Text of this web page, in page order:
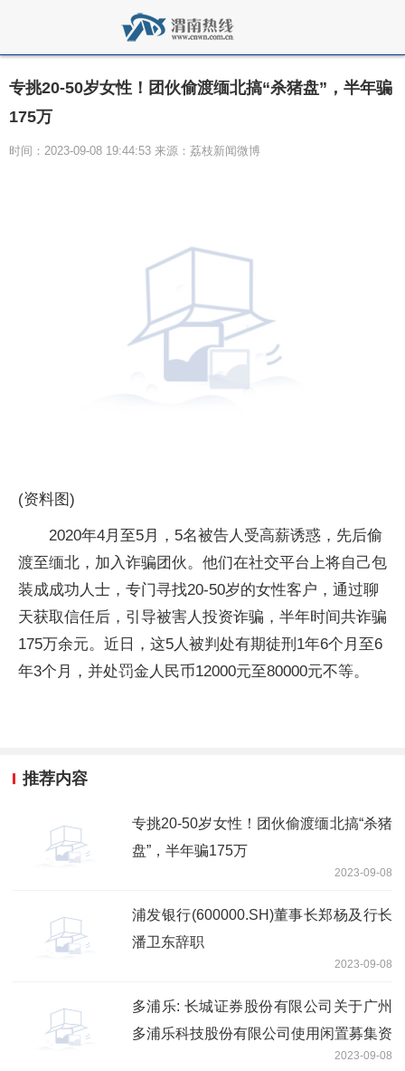
专挑20-50岁女性！团伙偷渡缅北搞“杀猪盘”，半年骗
175万
时间：2023-09-08 19:44:53 来源：荔枝新闻微博
(资料图)
2020年4月至5月，5名被告人受高薪诱惑，先后偷
渡至缅北，加入诈骗团伙。他们在社交平台上将自己包
装成成功人士，专门寻找20-50岁的女性客户，通过聊
天获取信任后，引导被害人投资诈骗，半年时间共诈骗
175万余元。近日，这5人被判处有期徒刑1年6个月至6
年3个月，并处罚金人民币12000元至80000元不等。
推荐内容
专挑20-50岁女性！团伙偷渡缅北搞“杀猪
盘”，半年骗175万
2023-09-08
浦发银行(600000.SH)董事长郑杨及行长
潘卫东辞职
2023-09-08
多浦乐: 长城证券股份有限公司关于广州
多浦乐科技股份有限公司使用闲置募集资
金及自有资金进行现金管理的核查意见
2023-09-08